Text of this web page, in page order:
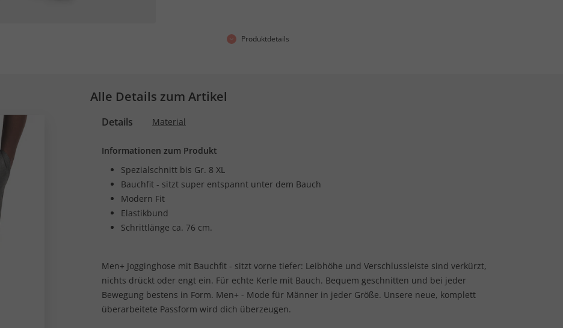
Produktdetails
Alle Details zum Artikel
Details Material
Informationen zum Produkt
Spezialschnitt bis Gr. 8 XL
Bauchfit - sitzt super entspannt unter dem Bauch
Modern Fit
Elastikbund
Schrittlänge ca. 76 cm.
Men+ Jogginghose mit Bauchfit - sitzt vorne tiefer: Leibhöhe und Verschlussleiste sind verkürzt,
nichts drückt oder engt ein. Für echte Kerle mit Bauch. Bequem geschnitten und bei jeder
Bewegung bestens in Form. Men+ - Mode für Männer in jeder Größe. Unsere neue, komplett
überarbeitete Passform wird dich überzeugen.